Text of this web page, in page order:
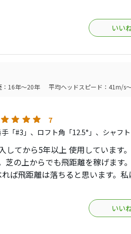
、Ｍ2（2017）3ＨＬ（16.5°）も所
処分を検討しています。
理由は、構えた際の安心感と打感
のティーショットで多用しますが
ことに、最近中古のBランク品（
つけたので、予備で購入してしま
試し、Vスチール（2003・2008
メイドはFWを作るのが上手いと思
いい
：16年～20年 平均ヘッドスピード：41m/s
7
手「#3」、ロフト角「12.5°」、シャフ
してから5年以上 使用しています
芝の上からでも飛距離を稼げます
れば飛距離は落ちると思います。
ブは今のところ無いです。それく
いい